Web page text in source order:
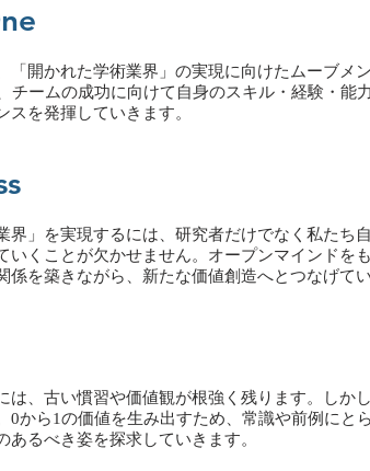
「開かれた学術業界」の実現に向けたムーブメ
チームの成功に向けて自身のスキル・経験・
スを発揮していきます。
界」を実現するには、研究者だけでなく私た
いくことが欠かせません。オープンマインドを
係を築きながら、新たな価値創造へとつなげてい
は、古い慣習や価値観が根強く残ります。しか
0から1の価値を生み出すため、常識や前例に
あるべき姿を探求していきます。